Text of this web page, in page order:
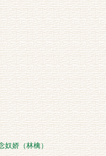
奴娇（林檎）